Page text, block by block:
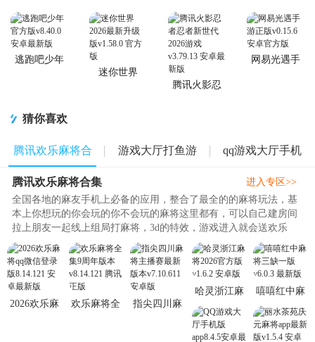
逃跑吧少年
迷你世界
腾讯火影忍
网易光遇手
猜你喜欢
腾讯欢乐麻将合
集
游戏大厅打鱼游 qq游戏大厅手机
版
腾讯欢乐麻将合集
全国各地的麻友手机上必备的应用，整合了最全的的麻将玩法，基
本上你想玩的你会玩的你不会玩的麻将这里都有，可以自己建房间
拉上朋友一起线上组局打麻将，3d的特效，游戏进入就会送欢乐
豆，可以使用qq、微信账号直接..
进入专区>>
2026欢乐麻
欢乐麻将全
指尖四川麻
哈灵浙江麻
将2026官方
版v1.6.2 安
卓版
嘻嘻红中麻
将三缺一版
v6.0.3 最新
版